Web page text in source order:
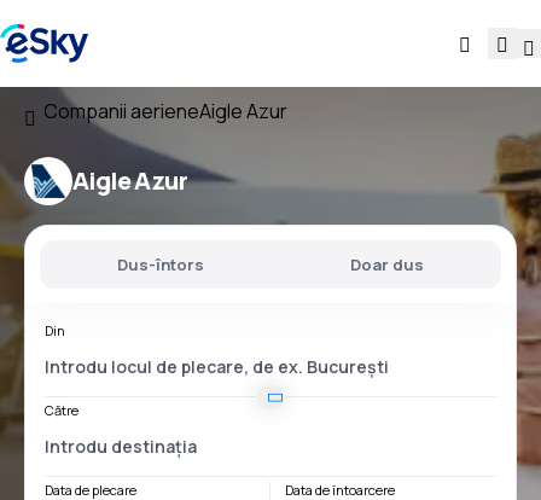
Companii aerieneAigle Azur
Aigle Azur
Dus-întors Doar dus
Din
Către
Data de plecare Data de întoarcere